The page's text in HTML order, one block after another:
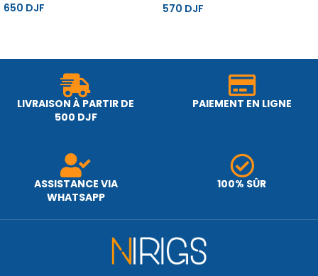
650 DJF
570 DJF
LIVRAISON À PARTIR DE
500 DJF
PAIEMENT EN LIGNE
ASSISTANCE VIA
WHATSAPP
100% SÛR